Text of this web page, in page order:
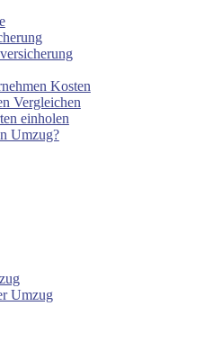
Kosten
Vergleichen
einholen
Umzug?
Umzug